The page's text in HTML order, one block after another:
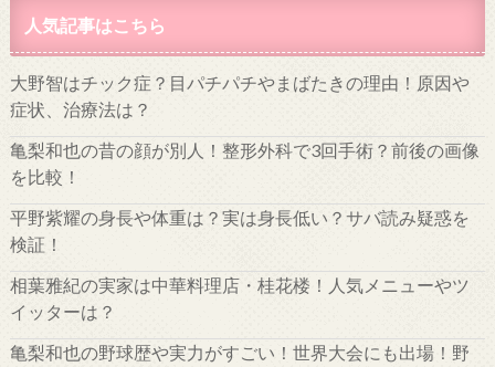
人気記事はこちら
大野智はチック症？目パチパチやまばたきの理由！原因や
症状、治療法は？
亀梨和也の昔の顔が別人！整形外科で3回手術？前後の画像
を比較！
平野紫耀の身長や体重は？実は身長低い？サバ読み疑惑を
検証！
相葉雅紀の実家は中華料理店・桂花楼！人気メニューやツ
イッターは？
亀梨和也の野球歴や実力がすごい！世界大会にも出場！野